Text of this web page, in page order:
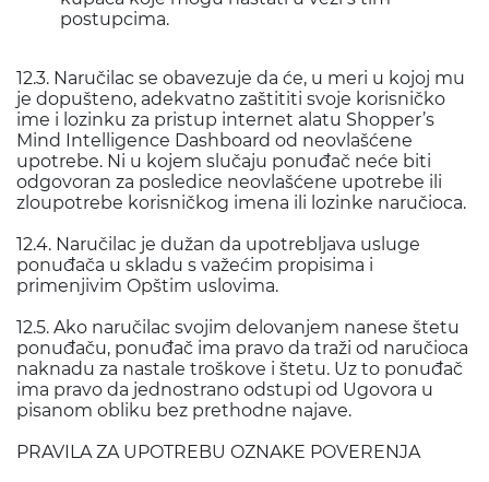
postupcima.
12.3. Naručilac se obavezuje da će, u meri u kojoj mu
je dopušteno, adekvatno zaštititi svoje korisničko
ime i lozinku za pristup internet alatu Shopper’s
Mind Intelligence Dashboard od neovlašćene
upotrebe. Ni u kojem slučaju ponuđač neće biti
odgovoran za posledice neovlašćene upotrebe ili
zloupotrebe korisničkog imena ili lozinke naručioca.
12.4. Naručilac je dužan da upotrebljava usluge
ponuđača u skladu s važećim propisima i
primenjivim Opštim uslovima.
12.5. Ako naručilac svojim delovanjem nanese štetu
ponuđaču, ponuđač ima pravo da traži od naručioca
naknadu za nastale troškove i štetu. Uz to ponuđač
ima pravo da jednostrano odstupi od Ugovora u
pisanom obliku bez prethodne najave.
PRAVILA ZA UPOTREBU OZNAKE POVERENJA